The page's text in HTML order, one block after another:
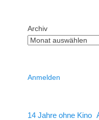
Archiv
Anmelden
14 Jahre ohne Kino